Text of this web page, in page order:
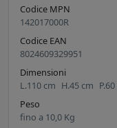
Codice MPN
142017000R
Codice EAN
8024609329951
Dimensioni
L.110 cm H.45 cm P.60
Peso
fino a 10,0 Kg